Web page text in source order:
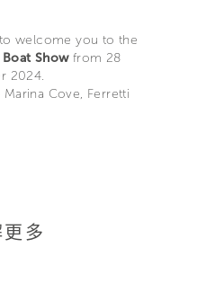
welcome you to the
Show from 28
2024.
Cove, Ferretti
多